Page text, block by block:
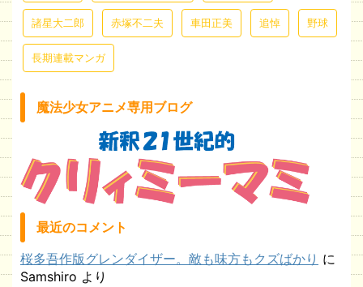
諸星大二郎 赤塚不二夫 車田正美 追悼 野球
長期連載マンガ
魔法少女アニメ専用ブログ
最近のコメント
桜多吾作版グレンダイザー。敵も味方もクズばかり に
Samshiro より